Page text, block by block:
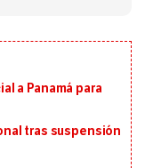
a Panamá para
tras suspensión